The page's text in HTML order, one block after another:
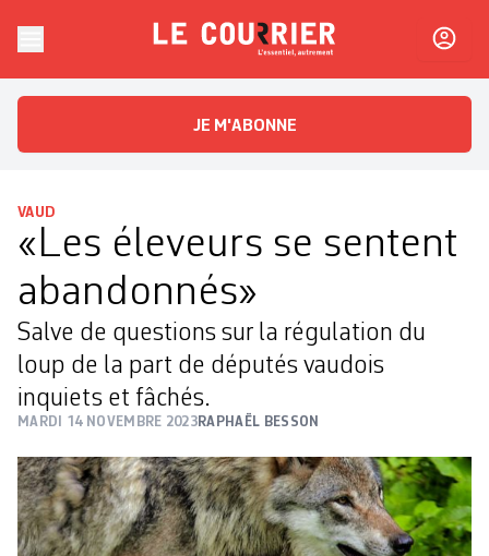
Le CourrierL'essentiel, autrement
JE M'ABONNE
VAUD
«Les éleveurs se sentent
abandonnés»
Salve de questions sur la régulation du
loup de la part de députés vaudois
inquiets et fâchés.
MARDI 14 NOVEMBRE 2023RAPHAËL BESSON